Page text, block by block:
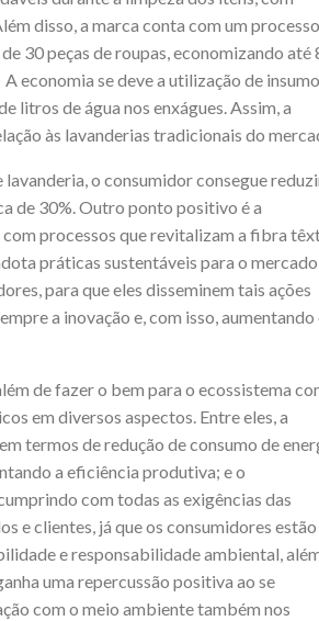
disso, a marca conta com um
30 peças de roupas, economizando até
economia se deve a utilização de
litros de água nos enxágues. Assim, a
às lavanderias tradicionais do
o consumidor consegue
de 30%. Outro ponto positivo é a
com processos que revitalizam a fibra
práticas sustentáveis para o
para que eles disseminem tais ações
a inovação e, com isso, aumentando
de fazer o bem para o ecossistema
em diversos aspectos. Entre eles, a
termos de redução de consumo de
a eficiência produtiva; e o
com todas as exigências das
e clientes, já que os consumidores estão
e responsabilidade ambiental,
uma repercussão positiva ao se
com o meio ambiente também nos